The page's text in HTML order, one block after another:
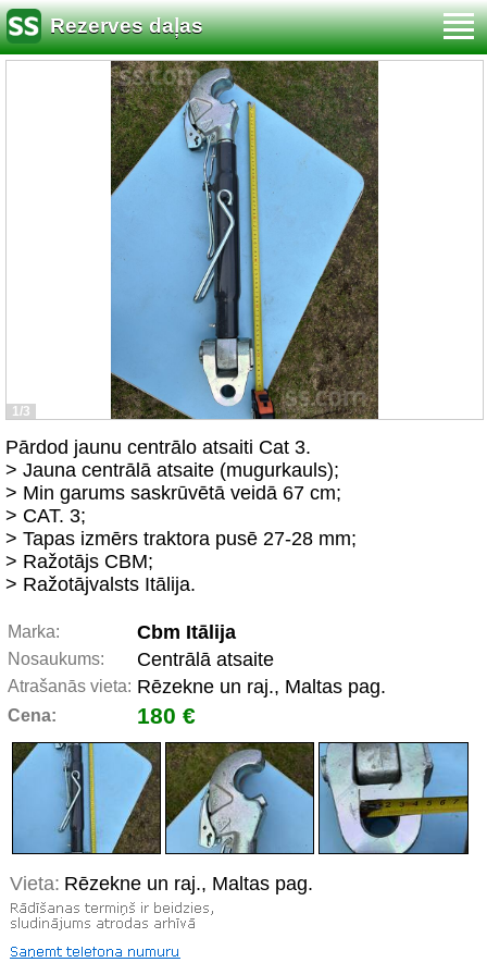
Rezerves daļas
1/3
Pārdod jaunu centrālo atsaiti Cat 3.
> Jauna centrālā atsaite (mugurkauls);
> Min garums saskrūvētā veidā 67 cm;
> CAT. 3;
> Tapas izmērs traktora pusē 27-28 mm;
> Ražotājs CBM;
> Ražotājvalsts Itālija.
Marka: Cbm Itālija
Nosaukums: Centrālā atsaite
Atrašanās vieta: Rēzekne un raj., Maltas pag.
Cena: 180 €
Vieta: Rēzekne un raj., Maltas pag.